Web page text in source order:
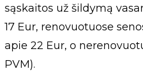
sąskaitos už šildymą
17 Eur, renovuotuose
apie 22 Eur, o
PVM).